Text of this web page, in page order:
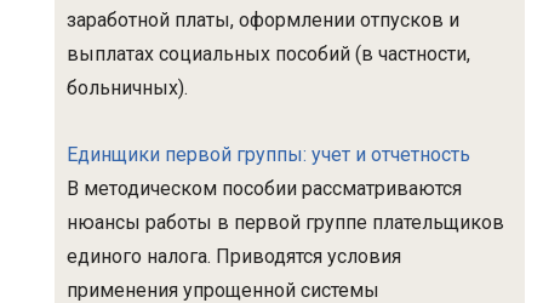
заработной платы, оформлении отпусков и
выплатах социальных пособий (в частности,
больничных).
Единщики первой группы: учет и отчетность
В методическом пособии рассматриваются
нюансы работы в первой группе плательщиков
единого налога. Приводятся условия
применения упрощенной системы